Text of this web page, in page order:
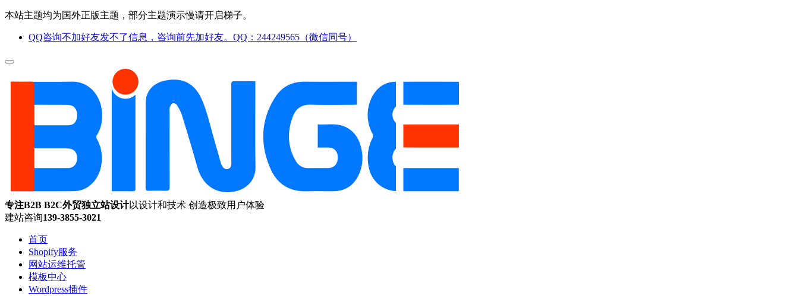
本站主题均为国外正版主题，部分主题演示慢请开启梯子。
QQ咨询不加好友发不了信息，咨询前先加好友。QQ：244249565（微信同号）
专注B2B B2C外贸独立站设计以设计和技术 创造极致用户体验
建站咨询139-3855-3021
首页
Shopify服务
网站运维托管
模板中心
Wordpress插件